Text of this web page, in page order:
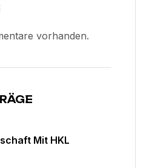
vorhanden.
Mit HKL